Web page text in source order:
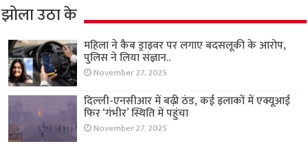
झोला उठा के
महिला ने कैब ड्राइवर पर लगाए बदसलूकी के आरोप,
पुलिस ने लिया संज्ञान..
November 27, 2025
दिल्ली-एनसीआर में बढ़ी ठंड, कई इलाकों में एक्यूआई
फिर ‘गंभीर’ स्थिति में पहुंचा
November 27, 2025